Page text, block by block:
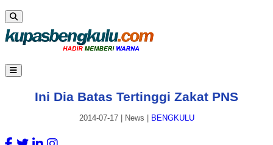
Ini Dia Batas Tertinggi Zakat PNS
2014-07-17| News BENGKULU